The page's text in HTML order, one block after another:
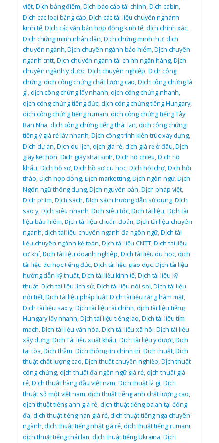
việt,Dịch bảng điểm,Dịch báo cáo tài chính,Dịch cabin,
Dịch các loại bằng cấp,Dịch các tài liệu chuyên nghành
kinh tế,Dịch các văn bản hợp đồng kinh tế,dịch chính xác,
Dịch chứng minh nhân dân,Dịch chứng minh thư,dịch
chuyên ngành,Dịch chuyên ngành bảo hiểm,Dịch chuyên
ngành cntt,Dịch chuyên ngành tài chính ngân hàng,Dịch
chuyên ngành y dược,Dịch chuyên nghiệp,Dịch công
chứng,dịch công chứng chất lượng cao,Dịch công chứng là
gì,dịch công chứng lấy nhanh,dịch công chứng nhanh,
dịch công chứng tiếng đức,dịch công chứng tiếng Hungary,
dịch công chứng tiếng rumani,dịch công chứng tiếng Tây
Ban Nha,dịch công chứng tiếng thái lan,dịch công chứng
tiếng ý giá rẻ lấy nhanh,Dịch công trình kiến trúc xây dựng,
Dịch dự án,Dịch du lịch,dịch giá rẻ,dịch giá rẻ ở đâu,Dịch
giấy kết hôn,Dịch giấy khai sinh,Dịch hộ chiếu,Dịch hộ
khẩu,Dịch hồ sơ,Dịch hồ sơ du học,Dịch hội chợ,Dịch hội
thảo,Dịch hợp đồng,Dịch marketting,Dịch ngôn ngữ,Dịch
Ngôn ngữ thông dụng,Dịch nguyên bản,Dịch pháp việt,
Dịch phim,Dịch sách,Dịch sách hướng dẫn sử dụng,Dịch
sao y,Dịch siêu nhanh,Dịch siêu tốc,Dịch tài liệu,Dịch tài
liệu bảo hiểm,Dịch tài liệu chuẩn đoán,Dịch tài liệu chuyên
ngành,dịch tài liệu chuyên ngành đa ngôn ngữ,Dịch tài
liệu chuyên ngành kế toán,Dịch tài liệu CNTT,Dịch tài liệu
cơ khí,Dịch tài liệu doanh nghiêp,Dịch tài liệu du học,dịch
tài liệu du học tiếng đức,Dịch tài liệu giáo dục,Dịch tài liệu
hướng dẫn kỹ thuật,Dịch tài liệu kinh tế,Dịch tài liệu kỹ
thuật,Dịch tài liệu lịch sử,Dịch tài liệu nội soi,Dịch tài liệu
nội tiết,Dịch tài liệu pháp luật,Dịch tài liệu răng hàm mặt,
Dịch tài liệu sao y,Dịch tài liệu tài chính,dịch tài liệu tiếng
Hungary lấy nhanh,Dịch tài liệu tiếng lào,Dịch tài liệu tim
mạch,Dịch tài liệu văn hóa,Dịch tài liệu xã hội,Dịch tài liệu
xây dựng,Dịch Tài liệu xuất khẩu,Dịch tài liệu y dược,Dịch
tại tòa,Dịch thầm,Dịch thông tin chính trị,Dịch thuật,Dịch
thuật chất lượng cao,Dịch thuật chuyên nghiệp,Dịch thuật
công chứng,dịch thuật đa ngôn ngữ giá rẻ,dịch thuật giá
rẻ,Dịch thuật hàng đầu việt nam,Dịch thuật là gì,Dịch
thuật số một việt nam,dịch thuật tiếng anh chất lượng cao,
dịch thuật tiếng anh giá rẻ,dịch thuật tiếng balan tại đống
đa,dịch thuật tiếng hàn giá rẻ,dịch thuật tiếng nga chuyên
ngành,dịch thuật tiếng nhật giá rẻ,dịch thuật tiếng rumani,
dịch thuật tiếng thái lan,dịch thuật tiếng Ukraina,Dịch